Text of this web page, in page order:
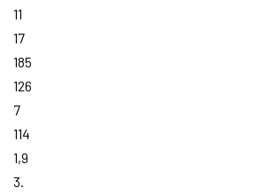
11
17
185
126
7
114
1,9
3.